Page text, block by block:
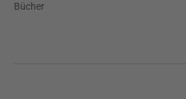
Bücher